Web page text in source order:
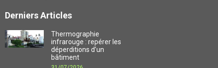
Derniers Articles
Thermographie
infrarouge : repérer les
déperditions d’un
bâtiment